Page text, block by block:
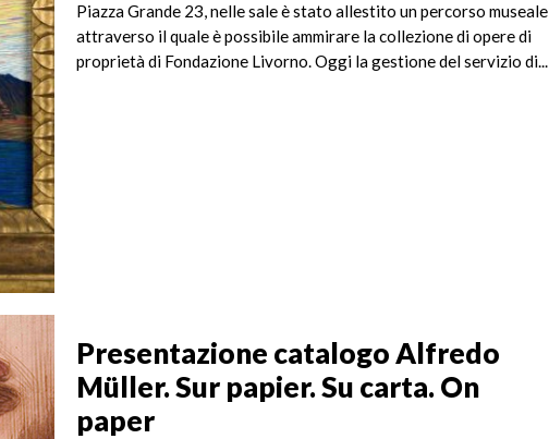
Piazza Grande 23, nelle sale è stato allestito un percorso museale
attraverso il quale è possibile ammirare la collezione di opere di
proprietà di Fondazione Livorno. Oggi la gestione del servizio di...
Presentazione catalogo Alfredo
Müller. Sur papier. Su carta. On
paper